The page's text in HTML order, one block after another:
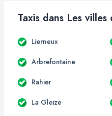
Taxis dans Les
Lierneux
Arbrefontaine
Rahier
La Gleize